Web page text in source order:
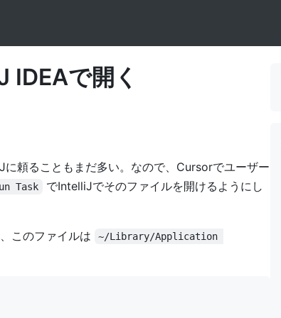
で開く
頼ることもまだ多い。なので、Cursorでユーザー
Task
でIntelliJでそのファイルを開けるようにし
このファイルは
~/Library/Application